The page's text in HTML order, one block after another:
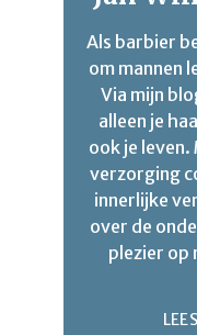
Als barbier
om mannen
Via mijn
alleen je
ook je
verzorging
innerlijke
over de
plezier op